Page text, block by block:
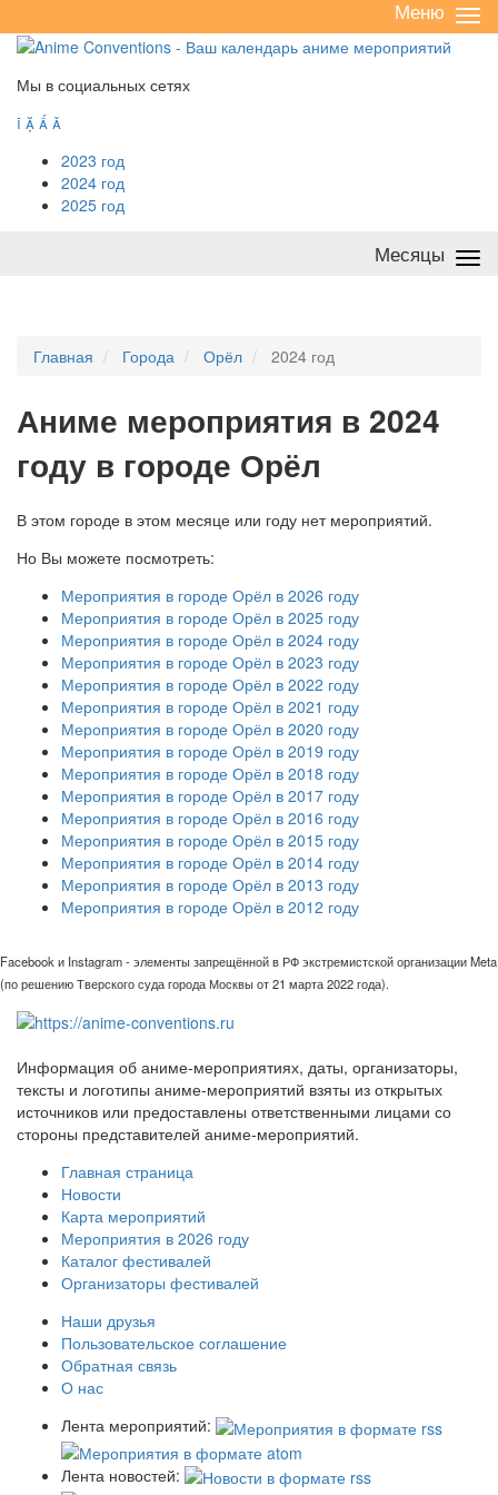
/
Меню
Мы в социальных сетях
   
2023 год
2024 год
2025 год
Месяцы
Главная Города Орёл 2024 год
Аниме мероприятия в 2024
году в городе Орёл
В этом городе в этом месяце или году нет мероприятий.
Но Вы можете посмотреть:
Мероприятия в городе Орёл в 2026 году
Мероприятия в городе Орёл в 2025 году
Мероприятия в городе Орёл в 2024 году
Мероприятия в городе Орёл в 2023 году
Мероприятия в городе Орёл в 2022 году
Мероприятия в городе Орёл в 2021 году
Мероприятия в городе Орёл в 2020 году
Мероприятия в городе Орёл в 2019 году
Мероприятия в городе Орёл в 2018 году
Мероприятия в городе Орёл в 2017 году
Мероприятия в городе Орёл в 2016 году
Мероприятия в городе Орёл в 2015 году
Мероприятия в городе Орёл в 2014 году
Мероприятия в городе Орёл в 2013 году
Мероприятия в городе Орёл в 2012 году
Facebook и Instagram - элементы запрещённой в РФ экстремистской организации Meta
(по решению Тверского суда города Москвы от 21 марта 2022 года).
Информация об аниме-мероприятиях, даты, организаторы,
тексты и логотипы аниме-мероприятий взяты из открытых
источников или предоставлены ответственными лицами со
стороны представителей аниме-мероприятий.
Главная страница
Новости
Карта мероприятий
Мероприятия в 2026 году
Каталог фестивалей
Организаторы фестивалей
Наши друзья
Пользовательское соглашение
Обратная связь
О нас
Лента мероприятий:
Лента новостей: